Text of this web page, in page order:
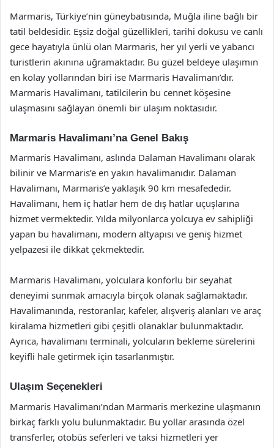
Marmaris, Türkiye’nin güneybatısında, Muğla iline bağlı bir
tatil beldesidir. Eşsiz doğal güzellikleri, tarihi dokusu ve canlı
gece hayatıyla ünlü olan Marmaris, her yıl yerli ve yabancı
turistlerin akınına uğramaktadır. Bu güzel beldeye ulaşımın
en kolay yollarından biri ise Marmaris Havalimanı’dır.
Marmaris Havalimanı, tatilcilerin bu cennet köşesine
ulaşmasını sağlayan önemli bir ulaşım noktasıdır.
Marmaris Havalimanı’na Genel Bakış
Marmaris Havalimanı, aslında Dalaman Havalimanı olarak
bilinir ve Marmaris’e en yakın havalimanıdır. Dalaman
Havalimanı, Marmaris’e yaklaşık 90 km mesafededir.
Havalimanı, hem iç hatlar hem de dış hatlar uçuşlarına
hizmet vermektedir. Yılda milyonlarca yolcuya ev sahipliği
yapan bu havalimanı, modern altyapısı ve geniş hizmet
yelpazesi ile dikkat çekmektedir.
Marmaris Havalimanı, yolculara konforlu bir seyahat
deneyimi sunmak amacıyla birçok olanak sağlamaktadır.
Havalimanında, restoranlar, kafeler, alışveriş alanları ve araç
kiralama hizmetleri gibi çeşitli olanaklar bulunmaktadır.
Ayrıca, havalimanı terminali, yolcuların bekleme sürelerini
keyifli hale getirmek için tasarlanmıştır.
Ulaşım Seçenekleri
Marmaris Havalimanı’ndan Marmaris merkezine ulaşmanın
birkaç farklı yolu bulunmaktadır. Bu yollar arasında özel
transferler, otobüs seferleri ve taksi hizmetleri yer